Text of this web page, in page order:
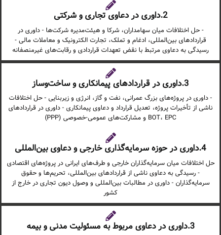
2.داوری در دعاوی تجاری و شرکتی
- حل اختلافات میان سهامداران، شرکا و هیئت‌مدیره شرکت‌ها - داوری در
قراردادهای بین‌المللی، ادغام و تملک، تجارت الکترونیک و معاملات مالی -
رسیدگی به دعاوی مرتبط با نقض تعهدات قراردادی و رقابت‌های غیرمنصفانه
3.داوری در قراردادهای پیمانکاری و ساخت‌وساز
- داوری در پروژه‌های بزرگ عمرانی، نفت و گاز، انرژی و زیربنایی - حل اختلافات
ناشی از تأخیرات پروژه، تعدیل قرارداد و دعاوی پیمانکاری - داوری در قراردادهای
BOT، EPC و مشارکت‌های عمومی-خصوصی (PPP)
4.داوری در حوزه سرمایه‌گذاری خارجی و دعاوی بین‌المللی
حل اختلافات میان سرمایه‌گذاران خارجی و طرف‌های ایرانی در پروژه‌های اقتصادی
- رسیدگی به دعاوی ناشی از قراردادهای بین‌المللی، تحریم‌ها و حقوق
سرمایه‌گذاران - داوری در مطالبات بین‌المللی و وصول دیون تجاری در خارج از
کشور
3.داوری در دعاوی مربوط به مسئولیت مدنی و بیمه